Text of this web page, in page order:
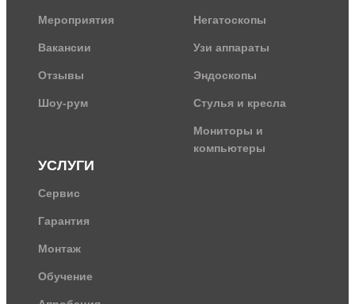
Мероприятия
Вакансии
Отзывы
Шоу-рум
Негатоскопы
Узи аппараты
Эндоскопы
Стулья и кресла
Мониторы и
компьютеры
УСЛУГИ
Сервис
Гарантия
Монтаж
Обучение